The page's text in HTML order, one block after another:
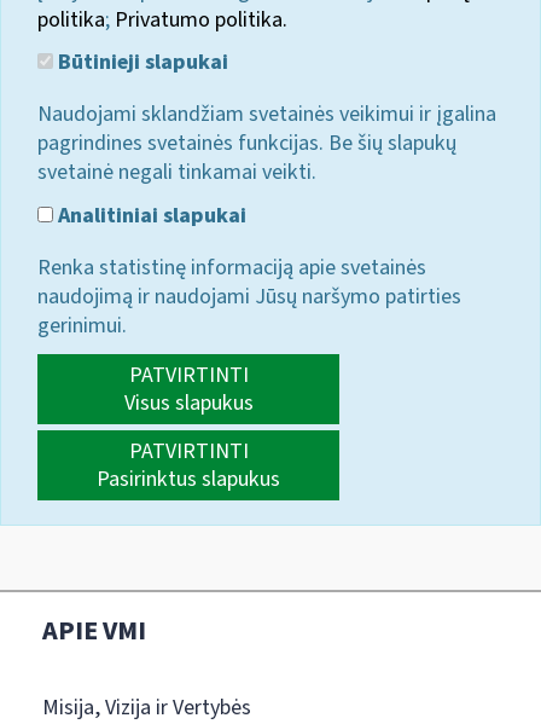
politika; Privatumo politika.
Būtinieji slapukai
Naudojami sklandžiam svetainės veikimui ir įgalina
pagrindines svetainės funkcijas. Be šių slapukų
svetainė negali tinkamai veikti.
Analitiniai slapukai
Renka statistinę informaciją apie svetainės
naudojimą ir naudojami Jūsų naršymo patirties
gerinimui.
PATVIRTINTI
Visus slapukus
PATVIRTINTI
Pasirinktus slapukus
APIE VMI
Misija, Vizija ir Vertybės